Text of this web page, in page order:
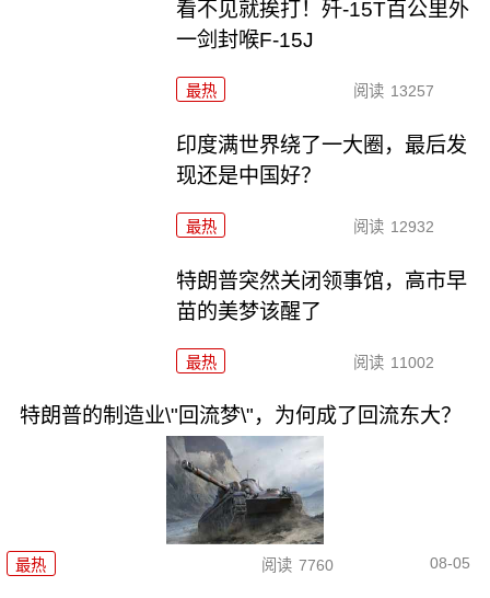
看不见就挨打！歼-15T百公里外
一剑封喉F-15J
最热 阅读 13257
印度满世界绕了一大圈，最后发
现还是中国好？
最热 阅读 12932
特朗普突然关闭领事馆，高市早
苗的美梦该醒了
最热 阅读 11002
特朗普的制造业\"回流梦\"，为何成了回流东大？
最热 阅读 7760 08-05